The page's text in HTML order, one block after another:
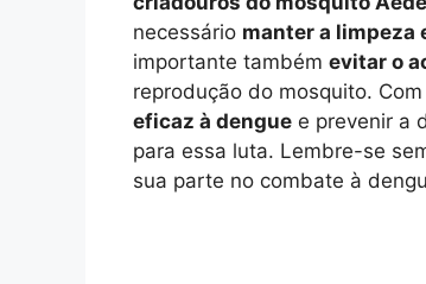
necessário manter a limpeza
importante também evitar o
reprodução do mosquito.
eficaz à dengue e prevenir a
para essa luta. Lembre-se
sua parte no combate à